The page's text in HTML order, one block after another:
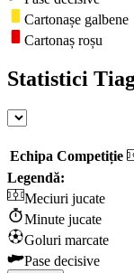
Cartonașe galbene
Cartonaș roșu
Statistici
Echipa Competiție
Legendă:
Meciuri jucate
Minute jucate
Goluri marcate
Pase decisive